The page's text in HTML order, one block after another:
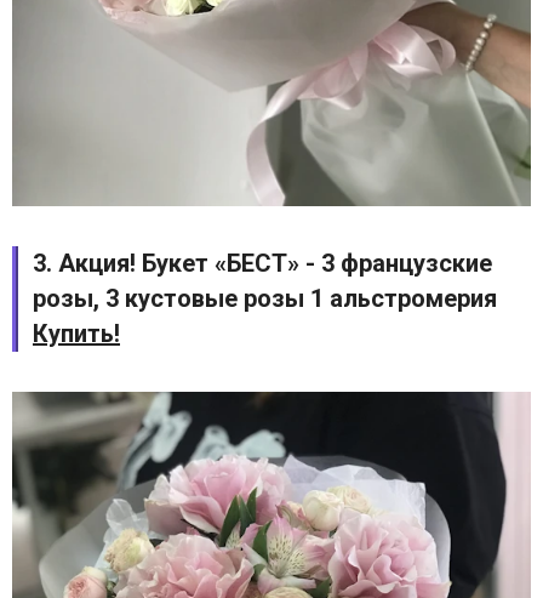
3. Акция! Букет «БЕСТ» - 3 французские
розы, 3 кустовые розы 1 альстромерия
Купить!